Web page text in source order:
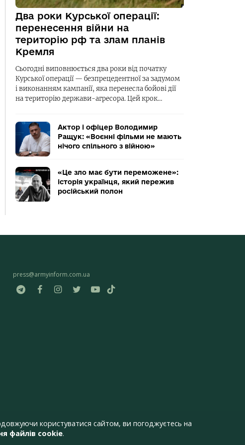
Два роки Курської операції:
перенесення війни на
територію рф та злам планів
Кремля
Сьогодні виповнюється два роки від початку
Курської операції — безпрецедентної за задумом
і виконанням кампанії, яка перенесла бойові дії
на територію держави-агресора. Цей крок…
Актор і офіцер Володимир
Ращук: «Воєнні фільми не мають
нічого спільного з війною»
«Це зло має бути переможене»:
історія українця, який пережив
російський полон
press@armyinform.com.ua
користуватися сайтом, ви погоджуєтесь на
файлів cookie.